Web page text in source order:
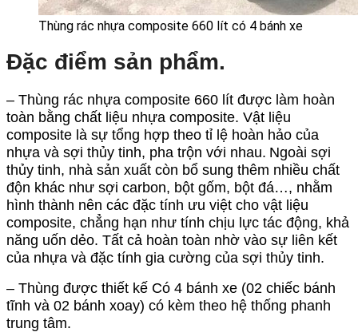
Thùng rác nhựa composite 660 lít có 4 bánh xe
Đặc điểm sản phẩm.
– Thùng rác nhựa composite 660 lít được làm hoàn
toàn bằng chất liệu nhựa composite. Vật liệu
composite là sự tổng hợp theo tỉ lệ hoàn hảo của
nhựa và sợi thủy tinh, pha trộn với nhau. Ngoài sợi
thủy tinh, nhà sản xuất còn bổ sung thêm nhiều chất
độn khác như sợi carbon, bột gốm, bột đá…, nhằm
hình thành nên các đặc tính ưu việt cho vật liệu
composite, chẳng hạn như tính chịu lực tác động, khả
năng uốn dẻo. Tất cả hoàn toàn nhờ vào sự liên kết
của nhựa và đặc tính gia cường của sợi thủy tinh.
– Thùng được thiết kế Có 4 bánh xe (02 chiếc bánh
tĩnh và 02 bánh xoay) có kèm theo hệ thống phanh
trung tâm.